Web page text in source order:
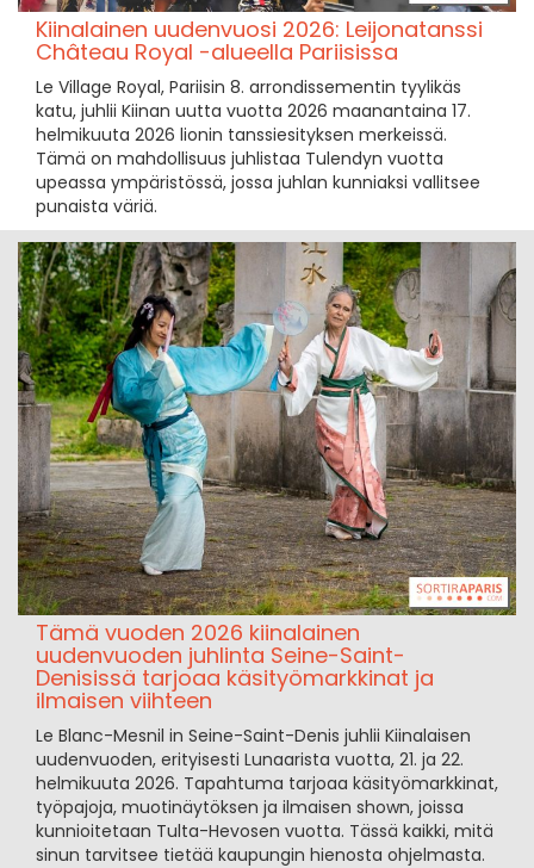
Kiinalainen uudenvuosi 2026: Leijonatanssi
Château Royal -alueella Pariisissa
Le Village Royal, Pariisin 8. arrondissementin tyylikäs
katu, juhlii Kiinan uutta vuotta 2026 maanantaina 17.
helmikuuta 2026 lionin tanssiesityksen merkeissä.
Tämä on mahdollisuus juhlistaa Tulendyn vuotta
upeassa ympäristössä, jossa juhlan kunniaksi vallitsee
punaista väriä.
Tämä vuoden 2026 kiinalainen
uudenvuoden juhlinta Seine-Saint-
Denisissä tarjoaa käsityömarkkinat ja
ilmaisen viihteen
Le Blanc-Mesnil in Seine-Saint-Denis juhlii Kiinalaisen
uudenvuoden, erityisesti Lunaarista vuotta, 21. ja 22.
helmikuuta 2026. Tapahtuma tarjoaa käsityömarkkinat,
työpajoja, muotinäytöksen ja ilmaisen shown, joissa
kunnioitetaan Tulta-Hevosen vuotta. Tässä kaikki, mitä
sinun tarvitsee tietää kaupungin hienosta ohjelmasta.